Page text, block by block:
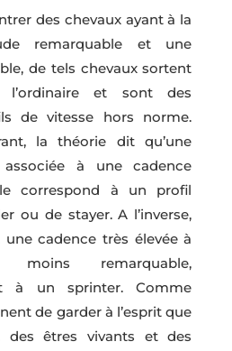
des chevaux ayant à la
remarquable et une
de tels chevaux sortent
l’ordinaire et sont des
de vitesse hors norme.
la théorie dit qu’une
à une cadence
correspond à un profil
ou de stayer. A l’inverse,
cadence très élevée à
moins remarquable,
à un sprinter. Comme
de garder à l’esprit que
des êtres vivants et des